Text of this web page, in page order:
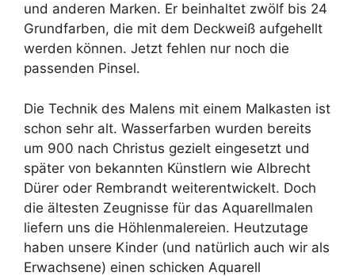
und anderen Marken. Er beinhaltet zwölf bis 24
Grundfarben, die mit dem Deckweiß aufgehellt
werden können. Jetzt fehlen nur noch die
passenden Pinsel.
Die Technik des Malens mit einem Malkasten ist
schon sehr alt. Wasserfarben wurden bereits
um 900 nach Christus gezielt eingesetzt und
später von bekannten Künstlern wie Albrecht
Dürer oder Rembrandt weiterentwickelt. Doch
die ältesten Zeugnisse für das Aquarellmalen
liefern uns die Höhlenmalereien. Heutzutage
haben unsere Kinder (und natürlich auch wir als
Erwachsene) einen schicken Aquarell